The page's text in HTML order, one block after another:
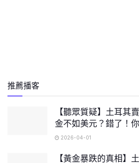
推薦播客
【聽眾質疑】土耳其
金不如美元？錯了！
2026-04-01
【黃金暴跌的真相】